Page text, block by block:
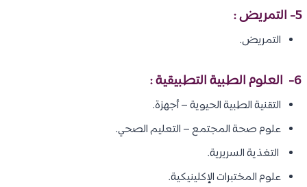
5- التمريض :
التمريض.
6- العلوم الطبية التطبيقية:
التقنية الطبية الحيوية – أجهزة.
علوم صحة المجتمع – التعليم الصحي.
التغذية السريرية.
علوم المختبرات الإكلينيكية.